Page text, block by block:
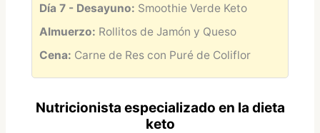
Día 7 - Desayuno: Smoothie Verde Keto
Almuerzo: Rollitos de Jamón y Queso
Cena: Carne de Res con Puré de Coliflor
Nutricionista especializado en la dieta
keto